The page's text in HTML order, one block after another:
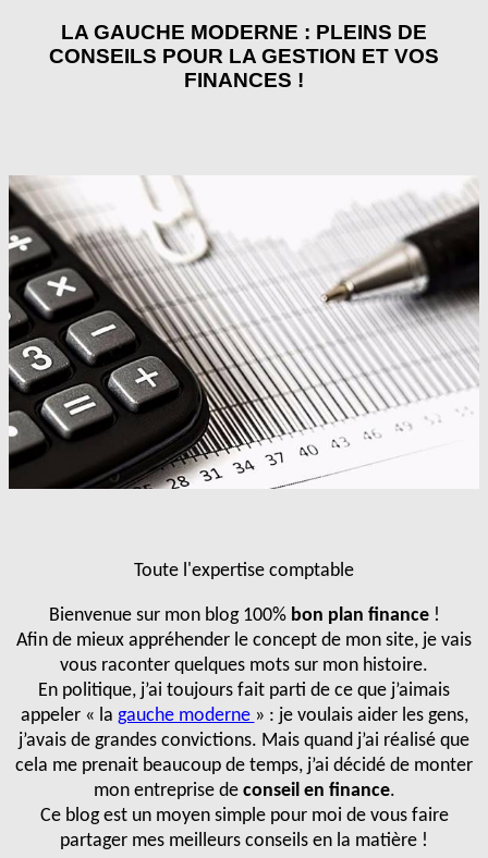
LA GAUCHE MODERNE : PLEINS DE
CONSEILS POUR LA GESTION ET VOS
FINANCES !
Toute l'expertise comptable
Bienvenue sur mon blog 100% bon plan finance!
Afin de mieux appréhender le concept de mon site, je vais
vous raconter quelques mots sur mon histoire.
En politique, j’ai toujours fait parti de ce que j’aimais
appeler « la gauche moderne » : je voulais aider les gens,
j’avais de grandes convictions. Mais quand j’ai réalisé que
cela me prenait beaucoup de temps, j’ai décidé de monter
mon entreprise de conseil en finance.
Ce blog est un moyen simple pour moi de vous faire
partager mes meilleurs conseils en la matière !